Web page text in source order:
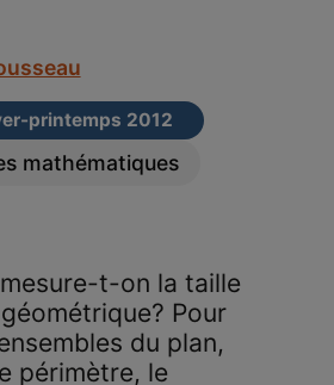
printemps 2012
mathématiques
t-on la taille
Pour
du plan,
périmètre, le